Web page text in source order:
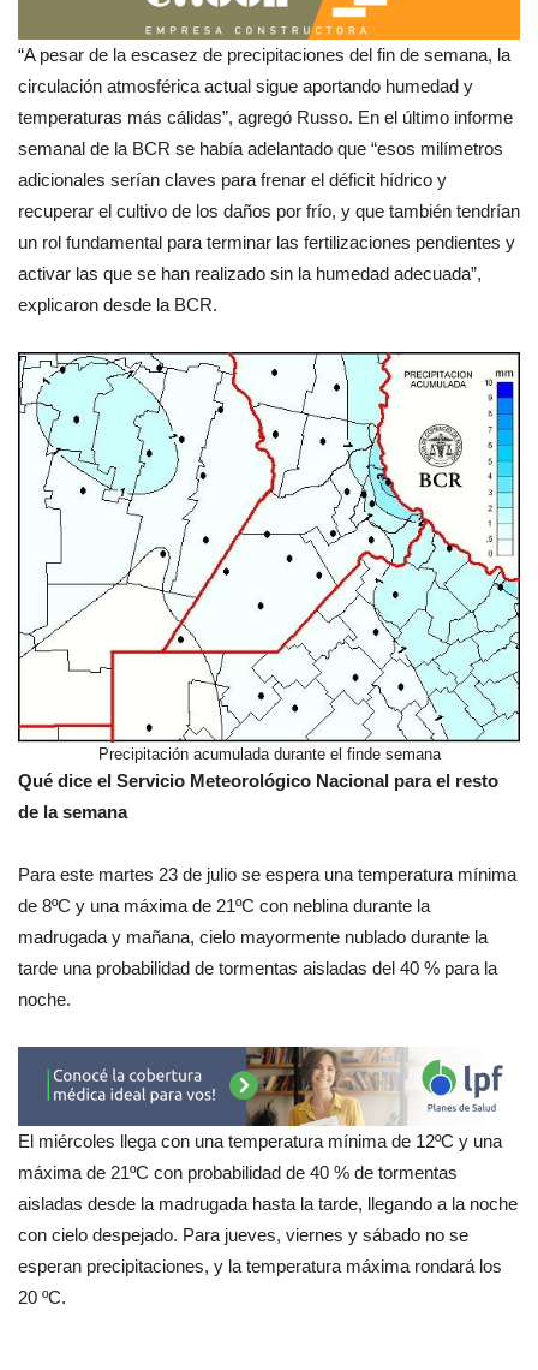
“A pesar de la escasez de precipitaciones del fin de semana, la
circulación atmosférica actual sigue aportando humedad y
temperaturas más cálidas”, agregó Russo. En el último informe
semanal de la BCR se había adelantado que “esos milímetros
adicionales serían claves para frenar el déficit hídrico y
recuperar el cultivo de los daños por frío, y que también tendrían
un rol fundamental para terminar las fertilizaciones pendientes y
activar las que se han realizado sin la humedad adecuada”,
explicaron desde la BCR.
Precipitación acumulada durante el finde semana
Qué dice el Servicio Meteorológico Nacional para el resto
de la semana
Para este martes 23 de julio se espera una temperatura mínima
de 8ºC y una máxima de 21ºC con neblina durante la
madrugada y mañana, cielo mayormente nublado durante la
tarde una probabilidad de tormentas aisladas del 40 % para la
noche.
El miércoles llega con una temperatura mínima de 12ºC y una
máxima de 21ºC con probabilidad de 40 % de tormentas
aisladas desde la madrugada hasta la tarde, llegando a la noche
con cielo despejado. Para jueves, viernes y sábado no se
esperan precipitaciones, y la temperatura máxima rondará los
20 ºC.